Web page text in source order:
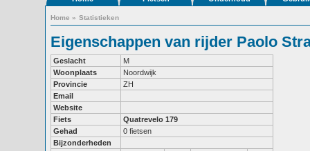
Home » Statistieken
Eigenschappen van rijder Paolo
Geslacht
M
Woonplaats
Noordwijk
Provincie
ZH
Email
Website
Fiets
Quatrevelo 179
Gehad
0 fietsen
Bijzonderheden